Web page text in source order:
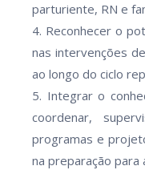
parturiente, RN e
4. Reconhecer o
nas intervenções
ao longo do ciclo
5. Integrar o
coordenar,
programas e
na preparação para